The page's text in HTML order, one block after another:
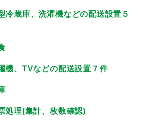
冷蔵庫、洗濯機などの配送設置５
機、TVなどの配送設置７件
処理(集計、枚数確認)